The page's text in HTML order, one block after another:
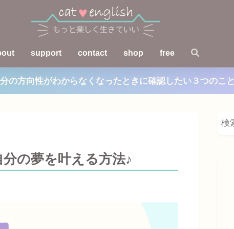
support contact shop free
分の方向性がわからなくなったときに確認したい３つのこと
の夢を叶える方法♪